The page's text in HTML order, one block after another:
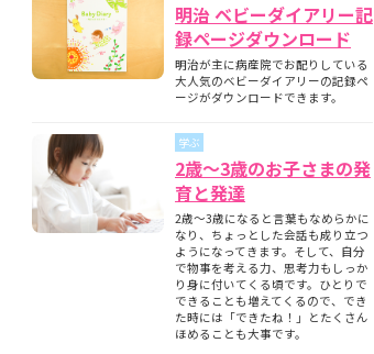
明治 ベビーダイアリー記
録ページダウンロード
明治が主に病産院でお配りしている
大人気のベビーダイアリーの記録ペ
ージがダウンロードできます。
学ぶ
2歳～3歳のお子さまの発
育と発達
2歳～3歳になると言葉もなめらかに
なり、ちょっとした会話も成り立つ
ようになってきます。そして、自分
で物事を考える力、思考力もしっか
り身に付いてくる頃です。ひとりで
できることも増えてくるので、でき
た時には「できたね！」とたくさん
ほめることも大事です。